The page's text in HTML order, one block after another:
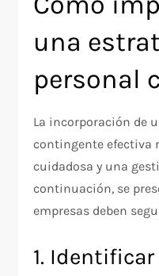
una
personal
La incorporación de
contingente efectiva
cuidadosa y una
continuación, se
empresas deben
1.